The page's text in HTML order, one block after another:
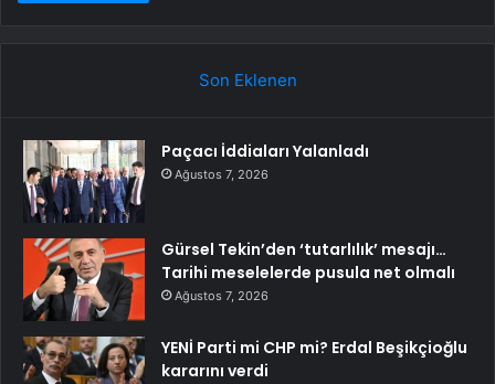
Son Eklenen
Paçacı İddiaları Yalanladı
Ağustos 7, 2026
Gürsel Tekin’den ‘tutarlılık’ mesajı…
Tarihi meselelerde pusula net olmalı
Ağustos 7, 2026
YENİ Parti mi CHP mi? Erdal Beşikçioğlu
kararını verdi